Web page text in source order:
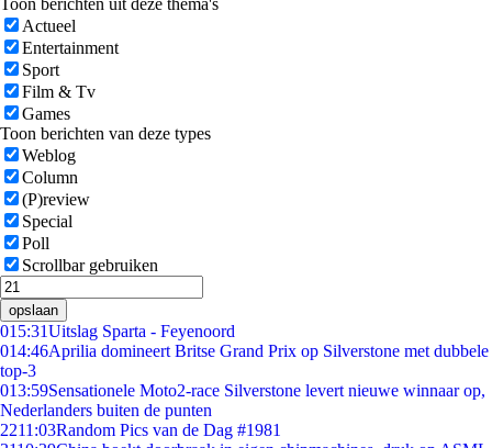
Toon berichten uit deze thema's
Actueel
Entertainment
Sport
Film & Tv
Games
Toon berichten van deze types
Weblog
Column
(P)review
Special
Poll
Scrollbar gebruiken
opslaan
015:31Uitslag Sparta - Feyenoord
014:46Aprilia domineert Britse Grand Prix op Silverstone met dubbele
top-3
013:59Sensationele Moto2-race Silverstone levert nieuwe winnaar op,
Nederlanders buiten de punten
2211:03Random Pics van de Dag #1981